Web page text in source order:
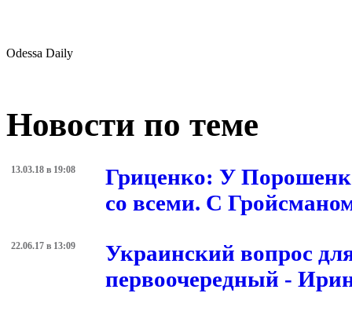
Odessa Daily
Новости по теме
13.03.18 в 19:08
Гриценко: У
со всеми. С
22.06.17 в 13:09
Украинский вопрос
первоочередный -